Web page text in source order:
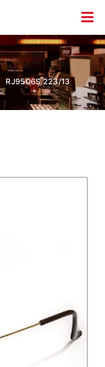
RJ9506S 223/13